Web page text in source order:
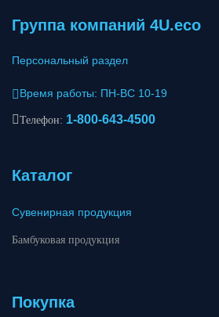
Группа компаний 4U.eco
Персональный раздел
Время работы: ПН-ВС 10-19
Телефон: 1-800-643-4500
Каталог
Сувенирная продукция
Бамбуковая продукция
Покупка